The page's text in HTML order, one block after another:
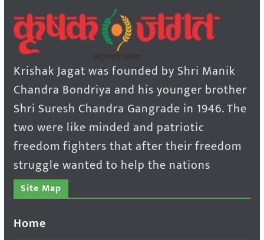
Krishak Jagat was founded by Shri Manik
Chandra Bondriya and his younger brother
Shri Suresh Chandra Gangrade in 1946. The
two were like minded and patriotic
freedom fighters that after their freedom
struggle wanted to help the nations
Site Map
Home